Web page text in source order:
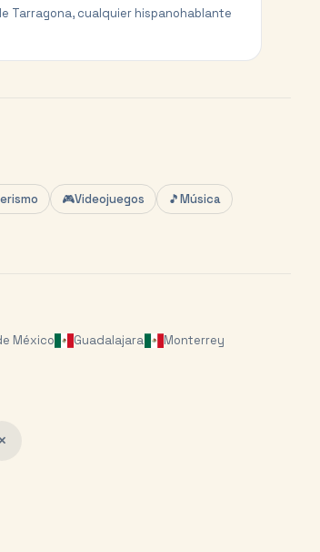
Tarragona, cualquier hispanohablante
🎮Videojuegos 🎵Música
México Guadalajara
Monterrey